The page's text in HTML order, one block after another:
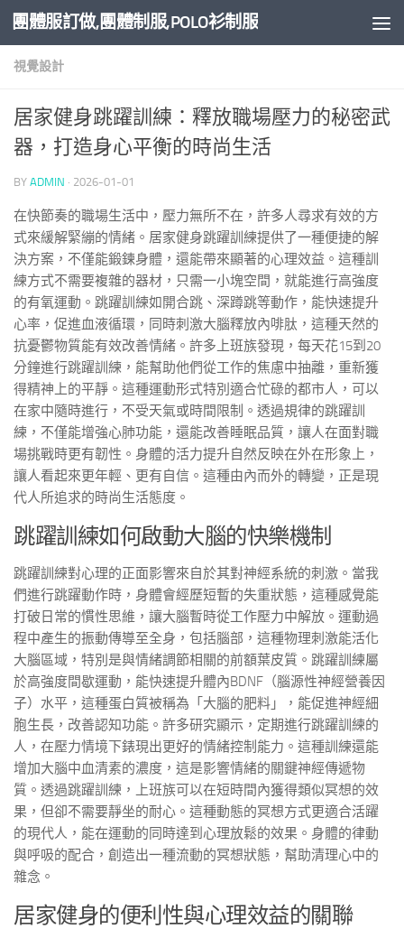
Skip to content
團體服訂做,團體制服,POLO衫制服
視覺設計
居家健身跳躍訓練：釋放職場壓力的秘密武
器，打造身心平衡的時尚生活
BY ADMIN · 2026-01-01
在快節奏的職場生活中，壓力無所不在，許多人尋求有效的方
式來緩解緊繃的情緒。居家健身跳躍訓練提供了一種便捷的解
決方案，不僅能鍛鍊身體，還能帶來顯著的心理效益。這種訓
練方式不需要複雜的器材，只需一小塊空間，就能進行高強度
的有氧運動。跳躍訓練如開合跳、深蹲跳等動作，能快速提升
心率，促進血液循環，同時刺激大腦釋放內啡肽，這種天然的
抗憂鬱物質能有效改善情緒。許多上班族發現，每天花15到20
分鐘進行跳躍訓練，能幫助他們從工作的焦慮中抽離，重新獲
得精神上的平靜。這種運動形式特別適合忙碌的都市人，可以
在家中隨時進行，不受天氣或時間限制。透過規律的跳躍訓
練，不僅能增強心肺功能，還能改善睡眠品質，讓人在面對職
場挑戰時更有韌性。身體的活力提升自然反映在外在形象上，
讓人看起來更年輕、更有自信。這種由內而外的轉變，正是現
代人所追求的時尚生活態度。
跳躍訓練如何啟動大腦的快樂機制
跳躍訓練對心理的正面影響來自於其對神經系統的刺激。當我
們進行跳躍動作時，身體會經歷短暫的失重狀態，這種感覺能
打破日常的慣性思維，讓大腦暫時從工作壓力中解放。運動過
程中產生的振動傳導至全身，包括腦部，這種物理刺激能活化
大腦區域，特別是與情緒調節相關的前額葉皮質。跳躍訓練屬
於高強度間歇運動，能快速提升體內BDNF（腦源性神經營養因
子）水平，這種蛋白質被稱為「大腦的肥料」，能促進神經細
胞生長，改善認知功能。許多研究顯示，定期進行跳躍訓練的
人，在壓力情境下錶現出更好的情緒控制能力。這種訓練還能
增加大腦中血清素的濃度，這是影響情緒的關鍵神經傳遞物
質。透過跳躍訓練，上班族可以在短時間內獲得類似冥想的效
果，但卻不需要靜坐的耐心。這種動態的冥想方式更適合活躍
的現代人，能在運動的同時達到心理放鬆的效果。身體的律動
與呼吸的配合，創造出一種流動的冥想狀態，幫助清理心中的
雜念。
居家健身的便利性與心理效益的關聯